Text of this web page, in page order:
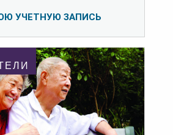
УЧЕТНУЮ ЗАПИСЬ